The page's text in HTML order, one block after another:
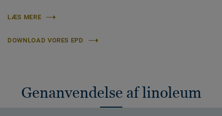
LÆS MERE
DOWNLOAD VORES EPD
Genanvendelse af linoleum